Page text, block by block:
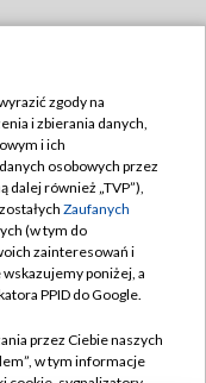
zgody na
i zbierania danych,
i ich
osobowych przez
dalej również „TVP”),
Zaufanych
(w tym do
zainteresowań i
poniżej, a
PPID do Google.
przez Ciebie naszych
w tym informacje